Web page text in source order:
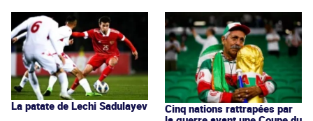
La patate de Lechi Sadulayev
Cinq nations rattrapées par